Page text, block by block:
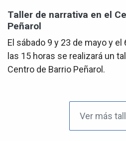
Taller de narrativa en el
Peñarol
El sábado 9 y 23 de mayo y
las 15 horas se realizará un
Centro de Barrio Peñarol.
Ver más